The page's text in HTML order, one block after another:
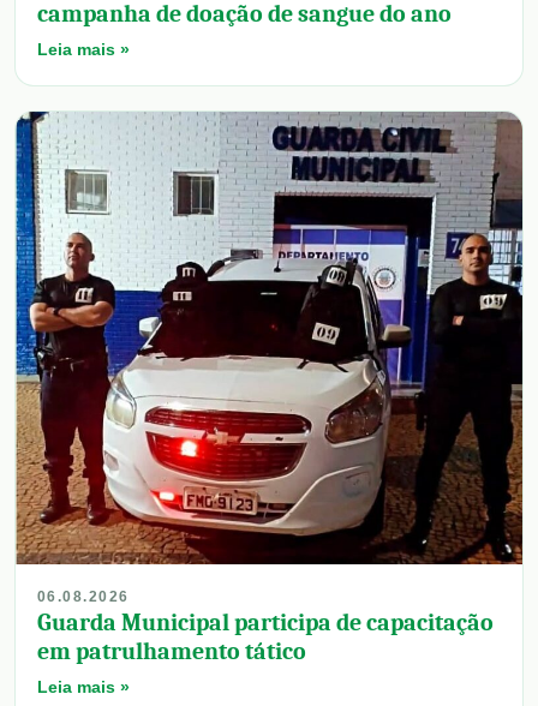
campanha de doação de sangue do ano
Leia mais »
06.08.2026
Guarda Municipal participa de capacitação
em patrulhamento tático
Leia mais »